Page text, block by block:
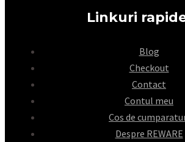
Linkuri
Blog
Checkout
Contact
Contul meu
Cos de
Despre REWARE